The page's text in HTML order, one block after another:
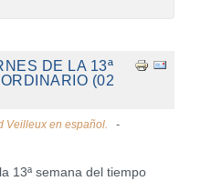
DE LA 13ª
(02
Veilleux en español.
13ª semana del tiempo